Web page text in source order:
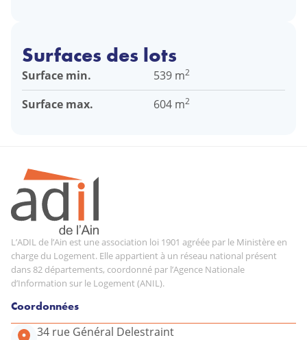
Surfaces des lots
Surface min. 539 m2
Surface max. 604 m2
L’ADIL de l’Ain est une association loi 1901 agréée par le Ministère en
charge du Logement. Elle appartient à un réseau national présent
dans 82 départements, coordonné par l’Agence Nationale
d’Information sur le Logement (ANIL).
Coordonnées
34 rue Général Delestraint